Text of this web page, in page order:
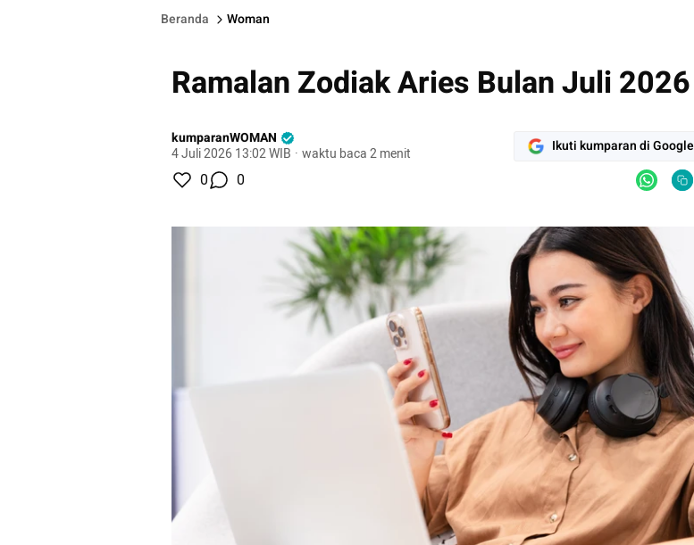
Beranda Woman
Ramalan Zodiak Aries Bulan Juli 2026
kumparanWOMAN
4 Juli 2026 13:02 WIB · waktu baca 2 menit Ikuti kumparan di Google
0 0